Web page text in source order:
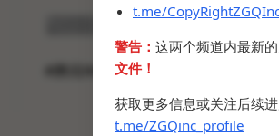
怪不得我每次打开QQ我那破电脑都
#腾讯NMSL
t.me/
警告： 这两个频道内最新
文件！
获取更多信息或关注后续
t.me/ZGQinc_profile